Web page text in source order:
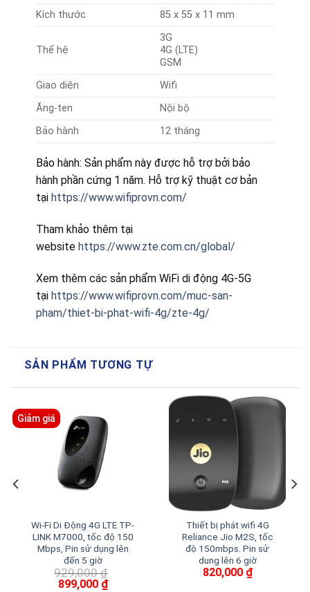
Kích thước
85 x 55 x 11 mm
Thế hệ
3G
4G (LTE)
GSM
Giao diện
Wifi
Ăng-ten
Nội bộ
Bảo hành
12 tháng
Bảo hành: Sản phẩm này được hỗ trợ bởi bảo
hành phần cứng 1 năm. Hỗ trợ kỹ thuật cơ bản
tại https://www.wifiprovn.com/
Tham khảo thêm tại
website https://www.zte.com.cn/global/
Xem thêm các sản phẩm WiFi di động 4G-5G
tại https://www.wifiprovn.com/muc-san-
pham/thiet-bi-phat-wifi-4g/zte-4g/
SẢN PHẨM TƯƠNG TỰ
Giảm giá
Wi-Fi Di Động 4G LTE TP-
LINK M7000, tốc độ 150
Mbps, Pin sử dụng lên
đến 5 giờ
929,000₫
Giá
899,000 ₫Giá
Thiết bị phát wifi 4G
Reliance Jio M2S, tốc
độ 150mbps. Pin sử
dung lên 6 giờ
820,000 ₫